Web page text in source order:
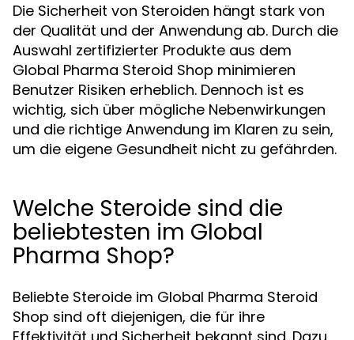
Die Sicherheit von Steroiden hängt stark von
der Qualität und der Anwendung ab. Durch die
Auswahl zertifizierter Produkte aus dem
Global Pharma Steroid Shop minimieren
Benutzer Risiken erheblich. Dennoch ist es
wichtig, sich über mögliche Nebenwirkungen
und die richtige Anwendung im Klaren zu sein,
um die eigene Gesundheit nicht zu gefährden.
Welche Steroide sind die
beliebtesten im Global
Pharma Shop?
Beliebte Steroide im Global Pharma Steroid
Shop sind oft diejenigen, die für ihre